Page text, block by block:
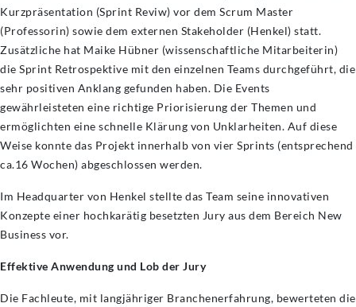
Kurzpräsentation (Sprint Reviw) vor dem Scrum Master
(Professorin) sowie dem externen Stakeholder (Henkel) statt.
Zusätzliche hat Maike Hübner (wissenschaftliche Mitarbeiterin)
die Sprint Retrospektive mit den einzelnen Teams durchgeführt, die
sehr positiven Anklang gefunden haben. Die Events
gewährleisteten eine richtige Priorisierung der Themen und
ermöglichten eine schnelle Klärung von Unklarheiten. Auf diese
Weise konnte das Projekt innerhalb von vier Sprints (entsprechend
ca.16 Wochen) abgeschlossen werden.
Im Headquarter von Henkel stellte das Team seine innovativen
Konzepte einer hochkarätig besetzten Jury aus dem Bereich New
Business vor.
Effektive Anwendung und Lob der Jury
Die Fachleute, mit langjähriger Branchenerfahrung, bewerteten die